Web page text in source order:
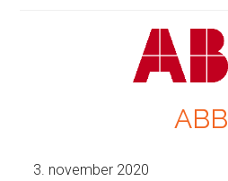
ABB
3. november 2020